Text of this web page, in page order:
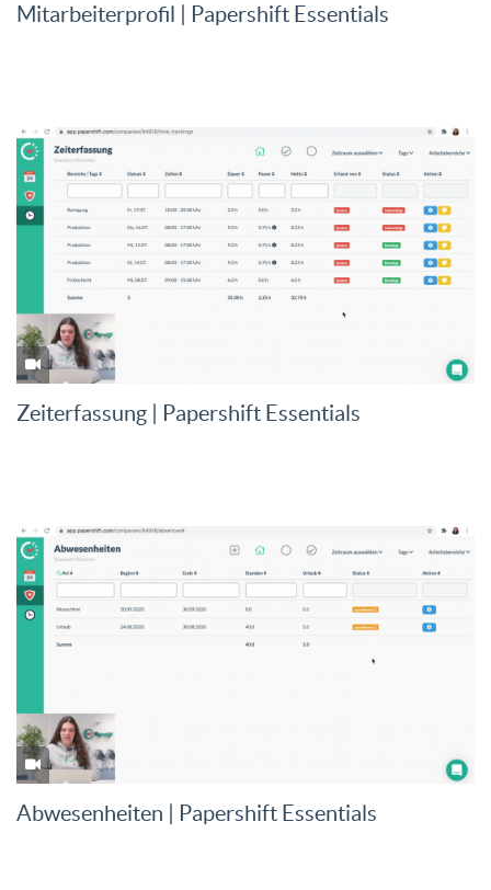
Mitarbeiterprofil | Papershift Essentials
Zeiterfassung | Papershift Essentials
Abwesenheiten | Papershift Essentials